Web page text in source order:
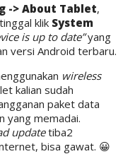
-> About Tablet,
klik System
is up to date”yang
versi Android terbaru.
wireless
kalian sudah
paket data
yang memadai.
updatetiba2
bisa gawat. 😀